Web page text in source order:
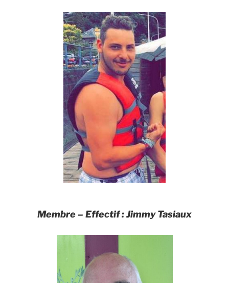
Membre – Effectif:Jimmy Tasiaux